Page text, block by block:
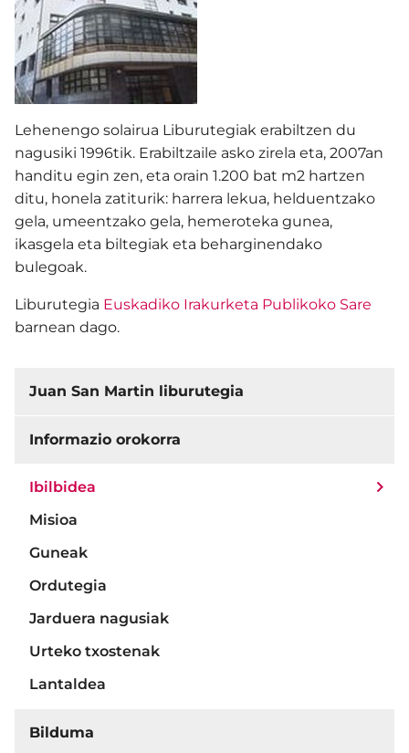
Lehenengo solairua Liburutegiak erabiltzen du
nagusiki 1996tik. Erabiltzaile asko zirela eta, 2007an
handitu egin zen, eta orain 1.200 bat m2 hartzen
ditu, honela zatiturik: harrera lekua, helduentzako
gela, umeentzako gela, hemeroteka gunea,
ikasgela eta biltegiak eta beharginendako
bulegoak.
Liburutegia Euskadiko Irakurketa Publikoko Sare
barnean dago.
Juan San Martin liburutegia
Informazio orokorra
Ibilbidea
Misioa
Guneak
Ordutegia
Jarduera nagusiak
Urteko txostenak
Lantaldea
Bilduma